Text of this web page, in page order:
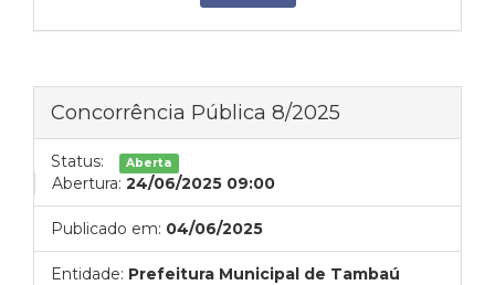
Concorrência Pública 8/2025
Status: Aberta
Abertura: 24/06/2025 09:00
Publicado em: 04/06/2025
Entidade: Prefeitura Municipal de Tambaú